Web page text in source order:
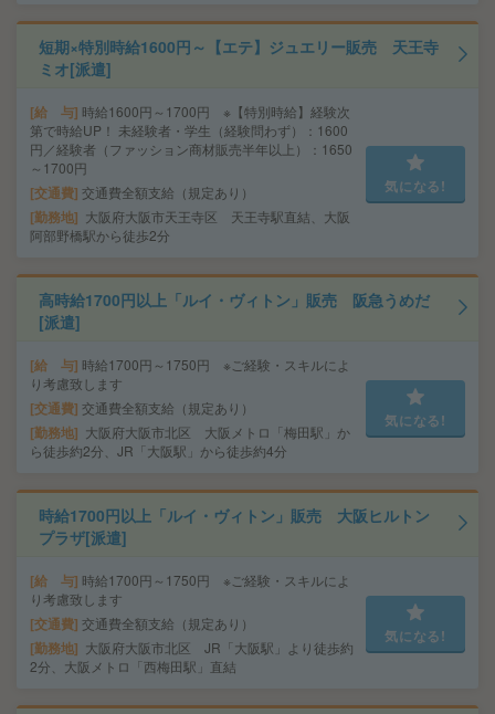
短期×特別時給1600円～【エテ】ジュエリー販売 天王寺
ミオ[派遣]
給 与 時給1600円～1700円 ※【特別時給】経験次
第で時給UP！ 未経験者・学生（経験問わず）：1600
円／経験者（ファッション商材販売半年以上）：1650
～1700円
交通費 交通費全額支給（規定あり）
勤務地
大阪府大阪市天王寺区 天王寺駅直結、大阪
阿部野橋駅から徒歩2分
気になる!
高時給1700円以上「ルイ・ヴィトン」販売 阪急うめだ
[派遣]
給 与 時給1700円～1750円 ※ご経験・スキルによ
り考慮致します
交通費 交通費全額支給（規定あり）
勤務地
大阪府大阪市北区 大阪メトロ「梅田駅」か
ら徒歩約2分、JR「大阪駅」から徒歩約4分
気になる!
時給1700円以上「ルイ・ヴィトン」販売 大阪ヒルトン
プラザ[派遣]
給 与 時給1700円～1750円 ※ご経験・スキルによ
り考慮致します
交通費 交通費全額支給（規定あり）
勤務地
大阪府大阪市北区 JR「大阪駅」より徒歩約
2分、大阪メトロ「西梅田駅」直結
気になる!